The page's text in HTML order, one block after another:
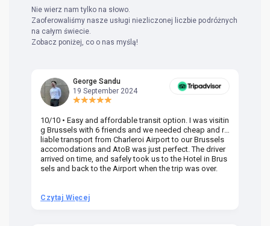
Nie wierz nam tylko na słowo.
Zaoferowaliśmy nasze usługi niezliczonej liczbie podróżnych
na całym świecie.
Zobacz poniżej, co o nas myślą!
George Sandu
19 September 2024
10/10 • Easy and affordable transit option. I was visitin
g Brussels with 6 friends and we needed cheap and re
liable transport from Charleroi Airport to our Brussels
accomodations and AtoB was just perfect. The driver
arrived on time, and safely took us to the Hotel in Brus
sels and back to the Airport when the trip was over.
Czytaj Więcej